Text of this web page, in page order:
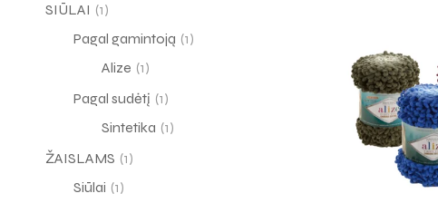
SIŪLAI (1)
Pagal gamintoją (1)
Alize (1)
Pagal sudėtį (1)
Sintetika (1)
ŽAISLAMS (1)
Siūlai (1)